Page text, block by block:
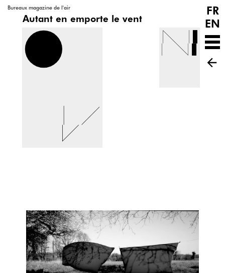
Bureaux magazine de l'air
Autant en emporte le vent
FR
EN